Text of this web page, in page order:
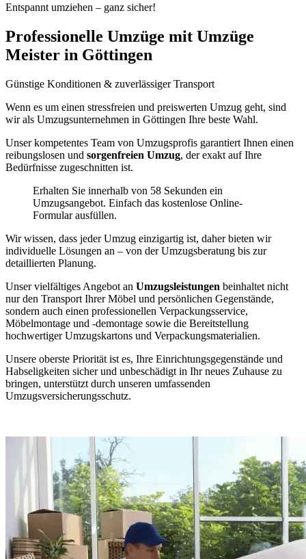
Entspannt umziehen – ganz sicher!
Professionelle Umzüge mit Umzüge
Meister in Göttingen
Günstige Konditionen & zuverlässiger Transport
Wenn es um einen stressfreien und preiswerten Umzug geht, sind
wir als Umzugsunternehmen in Göttingen Ihre beste Wahl.
Unser kompetentes Team von Umzugsprofis garantiert Ihnen einen
reibungslosen und sorgenfreien Umzug, der exakt auf Ihre
Bedürfnisse zugeschnitten ist.
Erhalten Sie innerhalb von 58 Sekunden ein
Umzugsangebot. Einfach das kostenlose Online-
Formular ausfüllen.
Wir wissen, dass jeder Umzug einzigartig ist, daher bieten wir
individuelle Lösungen an – von der Umzugsberatung bis zur
detaillierten Planung.
Unser vielfältiges Angebot an Umzugsleistungen beinhaltet nicht
nur den Transport Ihrer Möbel und persönlichen Gegenstände,
sondern auch einen professionellen Verpackungsservice,
Möbelmontage und -demontage sowie die Bereitstellung
hochwertiger Umzugskartons und Verpackungsmaterialien.
Unsere oberste Priorität ist es, Ihre Einrichtungsgegenstände und
Habseligkeiten sicher und unbeschädigt in Ihr neues Zuhause zu
bringen, unterstützt durch unseren umfassenden
Umzugsversicherungsschutz.